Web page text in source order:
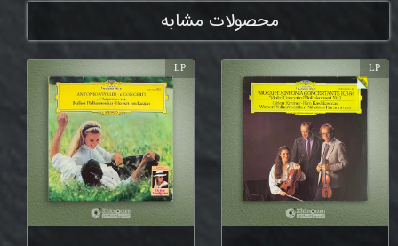
محصولات مشابه
LP
LP